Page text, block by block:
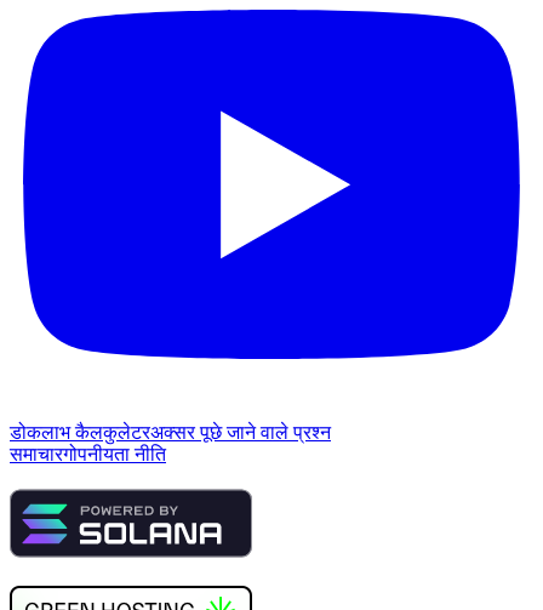
डोकलाभ कैलकुलेटरअक्सर पूछे जाने वाले प्रश्न
समाचारगोपनीयता नीति